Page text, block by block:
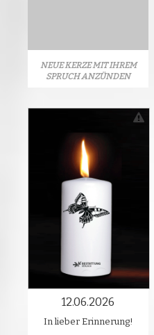
NEUE KERZE MIT IHREM
SPRUCH ANZÜNDEN
12.06.2026
In lieber Erinnerung!